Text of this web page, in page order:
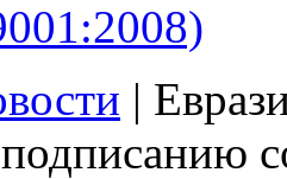
|
подписанию